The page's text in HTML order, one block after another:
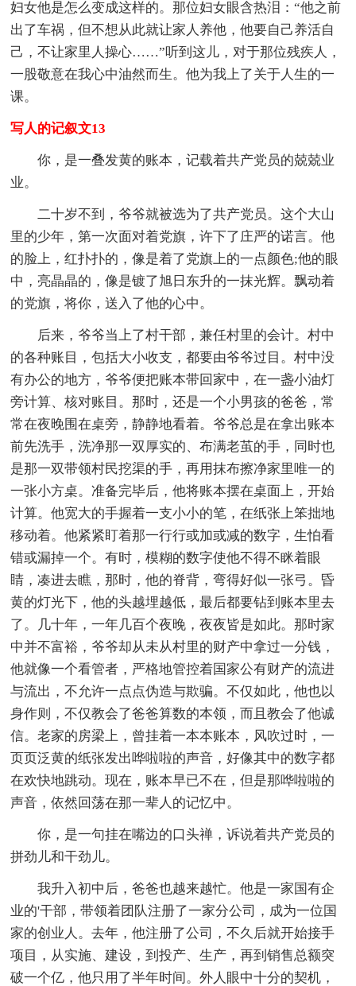
妇女他是怎么变成这样的。那位妇女眼含热泪：“他之前
出了车祸，但不想从此就让家人养他，他要自己养活自
己，不让家里人操心……”听到这儿，对于那位残疾人，
一股敬意在我心中油然而生。他为我上了关于人生的一
课。
写人的记叙文13
你，是一叠发黄的账本，记载着共产党员的兢兢业
业。
二十岁不到，爷爷就被选为了共产党员。这个大山
里的少年，第一次面对着党旗，许下了庄严的诺言。他
的脸上，红扑扑的，像是着了党旗上的一点颜色;他的眼
中，亮晶晶的，像是镀了旭日东升的一抹光辉。飘动着
的党旗，将你，送入了他的心中。
后来，爷爷当上了村干部，兼任村里的会计。村中
的各种账目，包括大小收支，都要由爷爷过目。村中没
有办公的地方，爷爷便把账本带回家中，在一盏小油灯
旁计算、核对账目。那时，还是一个小男孩的爸爸，常
常在夜晚围在桌旁，静静地看着。爷爷总是在拿出账本
前先洗手，洗净那一双厚实的、布满老茧的手，同时也
是那一双带领村民挖渠的手，再用抹布擦净家里唯一的
一张小方桌。准备完毕后，他将账本摆在桌面上，开始
计算。他宽大的手握着一支小小的笔，在纸张上笨拙地
移动着。他紧紧盯着那一行行或加或减的数字，生怕看
错或漏掉一个。有时，模糊的数字使他不得不眯着眼
睛，凑进去瞧，那时，他的脊背，弯得好似一张弓。昏
黄的灯光下，他的头越埋越低，最后都要钻到账本里去
了。几十年，一年几百个夜晚，夜夜皆是如此。那时家
中并不富裕，爷爷却从未从村里的财产中拿过一分钱，
他就像一个看管者，严格地管控着国家公有财产的流进
与流出，不允许一点点伪造与欺骗。不仅如此，他也以
身作则，不仅教会了爸爸算数的本领，而且教会了他诚
信。老家的房梁上，曾挂着一本本账本，风吹过时，一
页页泛黄的纸张发出哗啦啦的声音，好像其中的数字都
在欢快地跳动。现在，账本早已不在，但是那哗啦啦的
声音，依然回荡在那一辈人的记忆中。
你，是一句挂在嘴边的口头禅，诉说着共产党员的
拼劲儿和干劲儿。
我升入初中后，爸爸也越来越忙。他是一家国有企
业的'干部，带领着团队注册了一家分公司，成为一位国
家的创业人。去年，他注册了公司，不久后就开始接手
项目，从实施、建设，到投产、生产，再到销售总额突
破一个亿，他只用了半年时间。外人眼中十分的契机，